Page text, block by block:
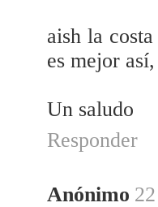
aish la
es mejor
Un saludo
Responder
Anónimo